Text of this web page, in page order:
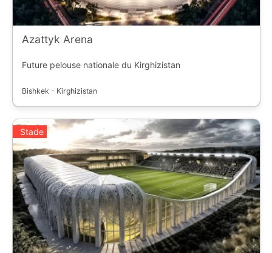
Azattyk Arena
Future pelouse nationale du Kirghizistan
Bishkek - Kirghizistan
Stade